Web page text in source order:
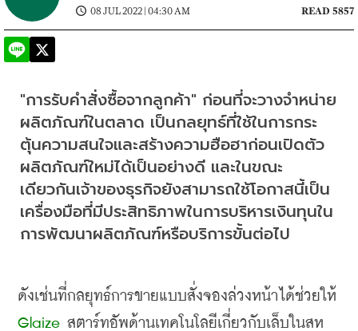
08 JUL 2022 | 04:30 AM
READ 5857
"การรับคำสั่งซื้อจากลูกค้า" ก่อนที่จะวางจำหน่าย
ผลิตภัณฑ์ในตลาด เป็นกลยุทธ์ที่ใช้ในการกระ
ตุ้นความสนใจและสร้างความฮือฮาก่อนเปิดตัว
ผลิตภัณฑ์ใหม่ได้เป็นอย่างดี และในขณะ
เดียวกันเจ้าของธุรกิจยังสามารถใช้โอกาสนี้เป็น
เครื่องมือที่มีประสิทธิภาพในการบริหารเงินทุนใน
การพัฒนาผลิตภัณฑ์หรือบริการขั้นต่อไป
ดังเช่นที่กลยุทธ์การขายแบบสั่งจองล่วงหน้าได้ช่วยให้
Glaize สตาร์ทอัพด้านเทคโนโลยีเกี่ยวกับเล็บในสห